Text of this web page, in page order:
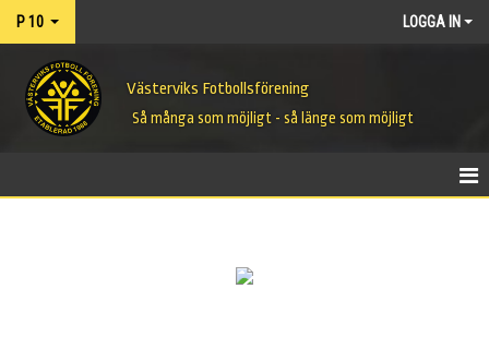
P 10 LOGGA IN
Västerviks Fotbollsförening
Så många som möjligt - så länge som möjligt